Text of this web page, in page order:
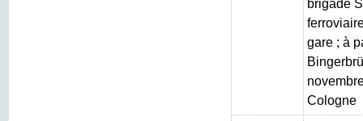
brigade
gare ; à
Cologne